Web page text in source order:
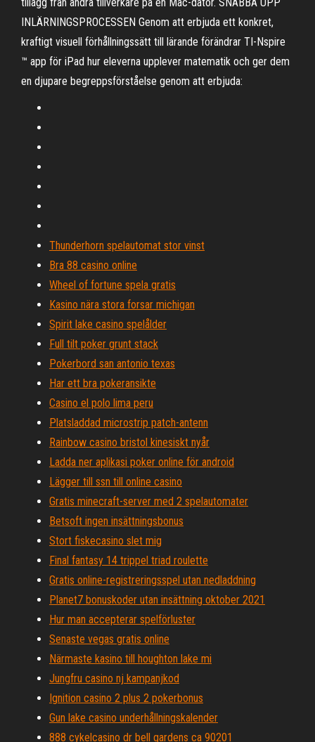
INLÄRNINGSPROCESSEN Genom att erbjuda ett konkret,
kraftigt visuell förhållningssätt till lärande förändrar TI-Nspire
™ app för iPad hur eleverna upplever matematik och ger dem
en djupare begreppsförståelse genom att erbjuda:
Thunderhorn spelautomat stor vinst
Bra 88 casino online
Wheel of fortune spela gratis
Kasino nära stora forsar michigan
Spirit lake casino spelålder
Full tilt poker grunt stack
Pokerbord san antonio texas
Har ett bra pokeransikte
Casino el polo lima peru
Platsladdad microstrip patch-antenn
Rainbow casino bristol kinesiskt nyår
Ladda ner aplikasi poker online för android
Lägger till ssn till online casino
Gratis minecraft-server med 2 spelautomater
Betsoft ingen insättningsbonus
Stort fiskecasino slet mig
Final fantasy 14 trippel triad roulette
Gratis online-registreringsspel utan nedladdning
Planet7 bonuskoder utan insättning oktober 2021
Hur man accepterar spelförluster
Senaste vegas gratis online
Närmaste kasino till houghton lake mi
Jungfru casino nj kampanjkod
Ignition casino 2 plus 2 pokerbonus
Gun lake casino underhållningskalender
888 cykelcasino dr bell gardens ca 90201